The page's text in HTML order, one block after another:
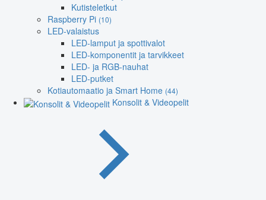
Kutisteletkut
Raspberry Pi (10)
LED-valaistus
LED-lamput ja spottivalot
LED-komponentit ja tarvikkeet
LED- ja RGB-nauhat
LED-putket
Kotiautomaatio ja Smart Home (44)
Konsolit & Videopelit